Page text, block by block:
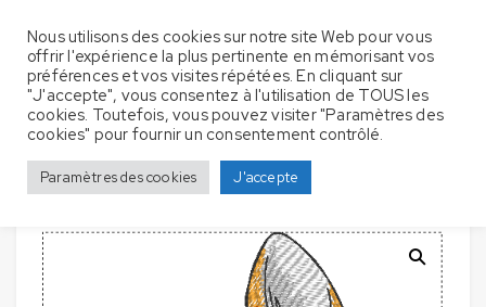
Accueil Couverture bébé
Couverture Bébé – Chien
Mignon
Nous utilisons des cookies sur notre site Web pour vous
offrir l'expérience la plus pertinente en mémorisant vos
préférences et vos visites répétées. En cliquant sur
"J'accepte", vous consentez à l'utilisation de TOUS les
cookies. Toutefois, vous pouvez visiter "Paramètres des
cookies" pour fournir un consentement contrôlé.
Paramètres des cookies J'accepte